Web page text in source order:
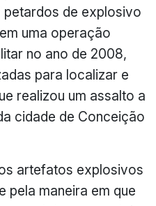
petardos de explosivo
uma operação
no ano de 2008,
para localizar e
realizou um assalto a
cidade de Conceição
artefatos explosivos
pela maneira em que